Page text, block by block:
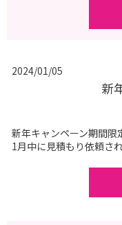
2024/01/05
新
新年キャンペーン期間
1月中に見積もり依頼さ